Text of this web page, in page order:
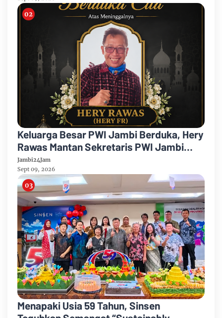
Keluarga Besar PWI Jambi Berduka, Hery
Rawas Mantan Sekretaris PWI Jambi
Tutup Usia
Jambi24Jam
Sept 09, 2026
Menapaki Usia 59 Tahun, Sinsen